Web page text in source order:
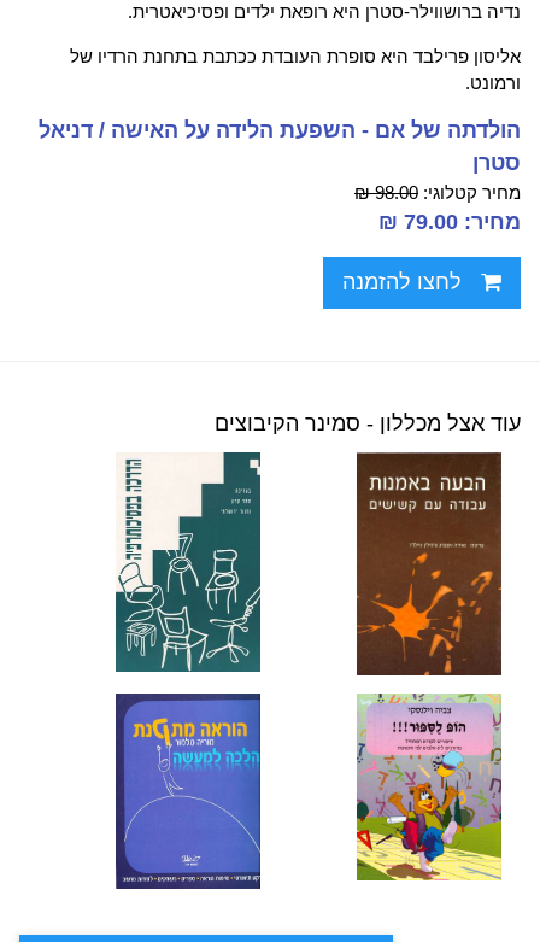
נדיה ברושווילר-סטרן היא רופאת ילדים ופסיכיאטרית.
אליסון פרילבד היא סופרת העובדת ככתבת בתחנת הרדיו של
ורמונט.
הולדתה של אם - השפעת הלידה על האישה / דניאל
סטרן
מחיר קטלוגי: 98.00 ₪
מחיר: 79.00 ₪
לחצו להזמנה
עוד אצל מכללון - סמינר הקיבוצים